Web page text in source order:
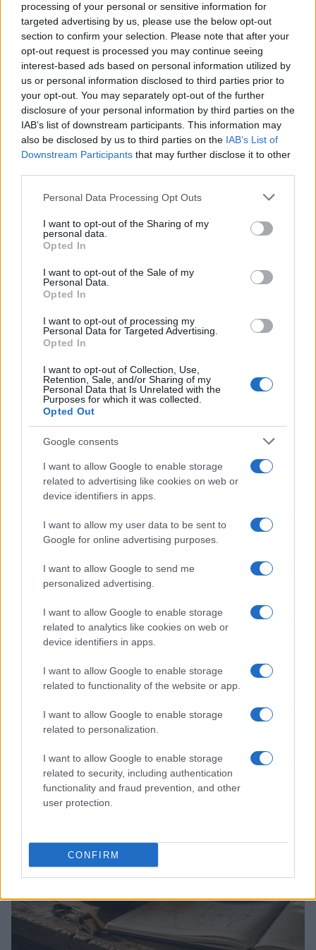
processing of your personal or sensitive information for
targeted advertising by us, please use the below opt-out
section to confirm your selection. Please note that after your
opt-out request is processed you may continue seeing
interest-based ads based on personal information utilized by
us or personal information disclosed to third parties prior to
your opt-out. You may separately opt-out of the further
disclosure of your personal information by third parties on the
IAB’s list of downstream participants. This information may
also be disclosed by us to third parties on the IAB’s List of
Downstream Participants that may further disclose it to other
Please note that this website/app uses one or more Google
not limited to your visit or usage behaviour. You may click to
grant or deny consent to Google and its third-party tags to
use your data for below specified purposes in below Google
consent section.
Personal Data Processing Opt Outs
I want to opt-out of the Sharing of my
personal data.
Opted In
I want to opt-out of the Sale of my
Personal Data.
Opted In
I want to opt-out of processing my
Personal Data for Targeted Advertising.
Opted In
I want to opt-out of Collection, Use,
Retention, Sale, and/or Sharing of my
Personal Data that Is Unrelated with the
Purposes for which it was collected.
Opted Out
Google consents
I want to allow Google to enable storage
related to advertising like cookies on web or
device identifiers in apps.
I want to allow my user data to be sent to
Google for online advertising purposes.
I want to allow Google to send me
personalized advertising.
I want to allow Google to enable storage
related to analytics like cookies on web or
device identifiers in apps.
I want to allow Google to enable storage
related to functionality of the website or app.
I want to allow Google to enable storage
related to personalization.
I want to allow Google to enable storage
related to security, including authentication
functionality and fraud prevention, and other
user protection.
CONFIRM
AUTORE
AiAdhubMedia
Continua a leggere
NEWS
CSI Bergamo: Tra Corsi, Eventi e Protezione dei Dati
Personali
Francesca Lombardi · 29 Lug 2026
NEWS